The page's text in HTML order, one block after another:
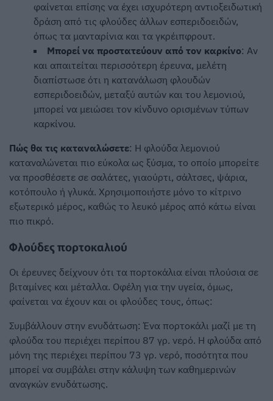
φαίνεται επίσης να έχει ισχυρότερη αντιοξειδωτική
δράση από τις φλούδες άλλων εσπεριδοειδών,
όπως τα μανταρίνια και τα γκρέιπφρουτ.
Μπορεί να προστατεύουν από τον καρκίνο: Αν
και απαιτείται περισσότερη έρευνα, μελέτη
διαπίστωσε ότι η κατανάλωση φλουδών
εσπεριδοειδών, μεταξύ αυτών και του λεμονιού,
μπορεί να μειώσει τον κίνδυνο ορισμένων τύπων
καρκίνου.
Πώς θα τις καταναλώσετε: Η φλούδα λεμονιού
καταναλώνεται πιο εύκολα ως ξύσμα, το οποίο μπορείτε
να προσθέσετε σε σαλάτες, γιαούρτι, σάλτσες, ψάρια,
κοτόπουλο ή γλυκά. Χρησιμοποιήστε μόνο το κίτρινο
εξωτερικό μέρος, καθώς το λευκό μέρος από κάτω είναι
πιο πικρό.
Φλούδες πορτοκαλιού
Οι έρευνες δείχνουν ότι τα πορτοκάλια είναι πλούσια σε
βιταμίνες και μέταλλα. Οφέλη για την υγεία, όμως,
φαίνεται να έχουν και οι φλούδες τους, όπως:
Συμβάλλουν στην ενυδάτωση: Ένα πορτοκάλι μαζί με τη
φλούδα του περιέχει περίπου 87 γρ. νερό. Η φλούδα από
μόνη της περιέχει περίπου 73 γρ. νερό, ποσότητα που
μπορεί να συμβάλει στην κάλυψη των καθημερινών
αναγκών ενυδάτωσης.